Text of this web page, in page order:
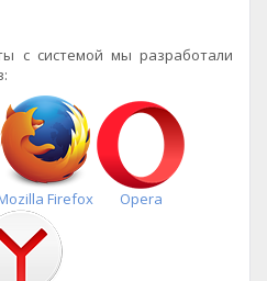
с системой мы разработали
Firefox Opera